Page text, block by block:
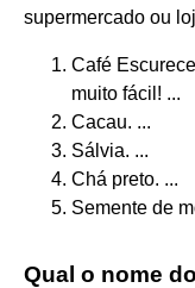
supermercado ou
Café
muito fácil! ...
Cacau. ...
Sálvia. ...
Chá preto. ...
Semente de
Qual o nome